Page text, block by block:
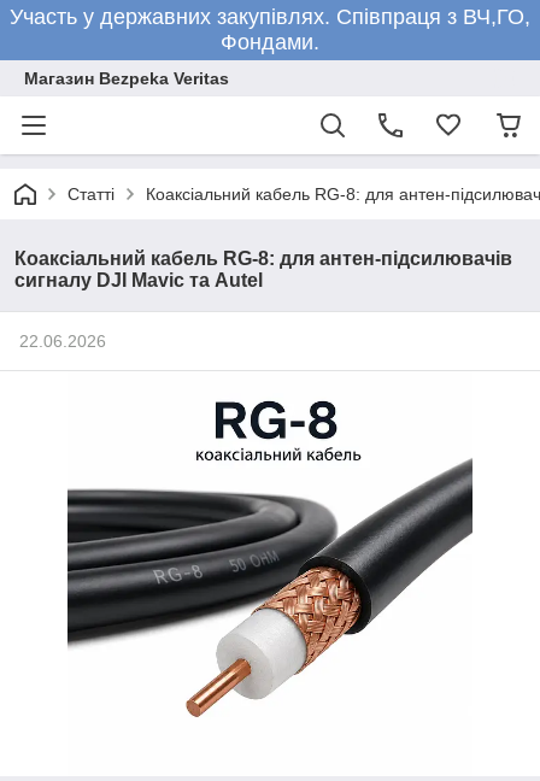
Участь у державних закупівлях. Співпраця з ВЧ,ГО,
Фондами.
Магазин Bezpeka Veritas
Статті Коаксіальний кабель RG-8: для антен-
Коаксіальний кабель RG-8: для антен-підсилювачів
сигналу DJI Mavic та Autel
22.06.2026